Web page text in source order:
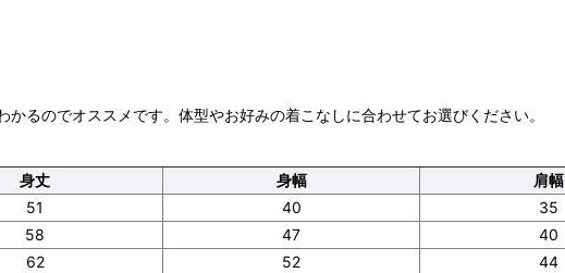
るのでオススメです。体型やお好みの着こなしに合わせてお選びください。
身丈
身幅 肩幅
51 40 35
58 47 40
62 52 44